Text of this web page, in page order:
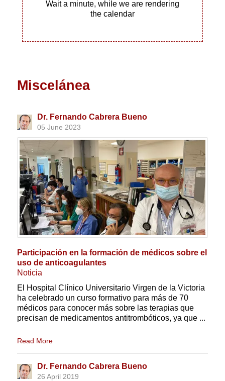
Wait a minute, while we are rendering
the calendar
Miscelánea
Dr. Fernando Cabrera Bueno
05 June 2023
Participación en la formación de médicos sobre el
uso de anticoagulantes
Noticia
El Hospital Clínico Universitario Virgen de la Victoria
ha celebrado un curso formativo para más de 70
médicos para conocer más sobre las terapias que
precisan de medicamentos antitrombóticos, ya que ...
Read More
Dr. Fernando Cabrera Bueno
26 April 2019